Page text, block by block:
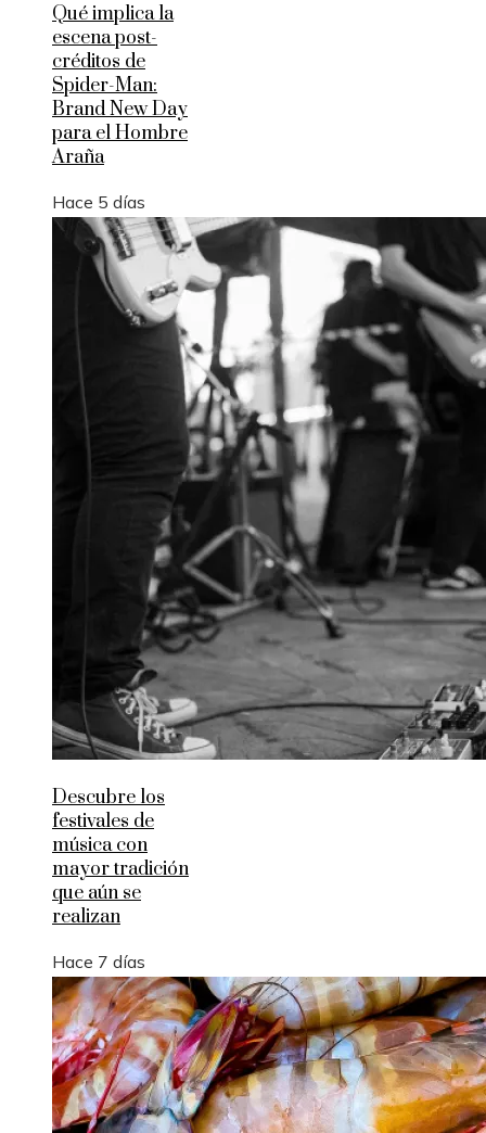
Qué implica la
escena post-
créditos de
Spider-Man:
Brand New Day
para el Hombre
Araña
Hace 5 días
Descubre los
festivales de
música con
mayor tradición
que aún se
realizan
Hace 7 días